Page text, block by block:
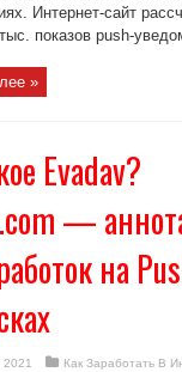
Интернет-сайт
показов push-
»
Evadav?
—
на
2021 Как Заработать В